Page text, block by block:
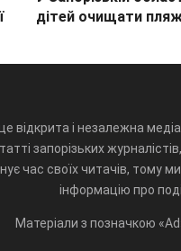
дітей очищати
відкрита і незалежна
запорізьких
час своїх читачів, тому
інформацію про
Матеріали з позначкою